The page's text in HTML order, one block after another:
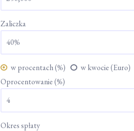
Zaliczka
w procentach (%)
w kwocie (Euro)
Oprocentowanie (%)
Okres spłaty